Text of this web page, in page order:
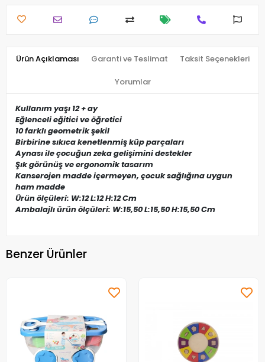
Ürün Açıklaması Garanti ve Teslimat Taksit Seçenekleri
Yorumlar
Kullanım yaşı 12 + ay
Eğlenceli eğitici ve öğretici
10 farklı geometrik şekil
Birbirine sıkıca kenetlenmiş küp parçaları
Aynası ile çocuğun zeka gelişimini destekler
Şık görünüş ve ergonomik tasarım
Kanserojen madde içermeyen, çocuk sağlığına uygun
ham madde
Ürün ölçüleri: W:12 L:12 H:12 Cm
Ambalajlı ürün ölçüleri: W:15,50 L:15,50 H:15,50 Cm
Benzer Ürünler